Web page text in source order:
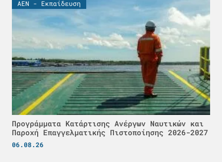
ΑΕΝ - Εκπαίδευση
Προγράμματα Κατάρτισης Ανέργων Ναυτικών και
Παροχή Επαγγελματικής Πιστοποίησης 2026-2027
06.08.26